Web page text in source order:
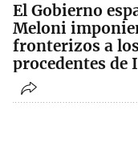
El Gobierno
Meloni
fronterizos a
procedentes de